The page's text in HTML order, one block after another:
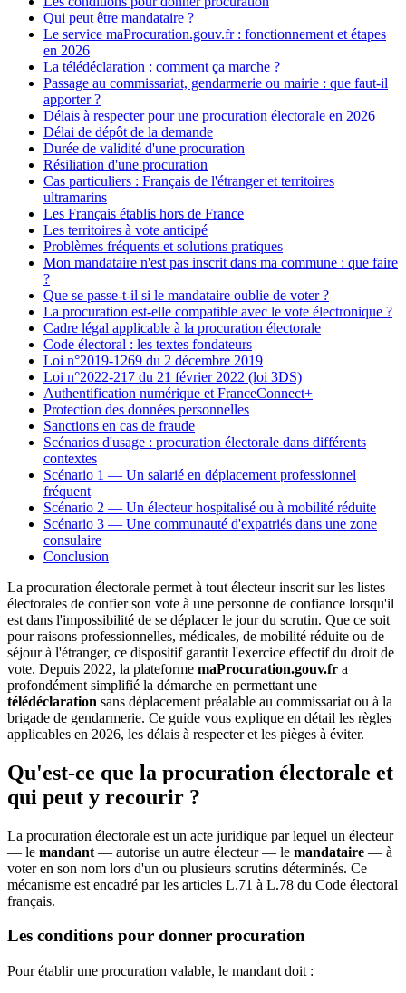
Qui peut être mandataire ?
Le service maProcuration.gouv.fr : fonctionnement et étapes
en 2026
La télédéclaration : comment ça marche ?
Passage au commissariat, gendarmerie ou mairie : que faut-il
apporter ?
Délais à respecter pour une procuration électorale en 2026
Délai de dépôt de la demande
Durée de validité d'une procuration
Résiliation d'une procuration
Cas particuliers : Français de l'étranger et territoires
ultramarins
Les Français établis hors de France
Les territoires à vote anticipé
Problèmes fréquents et solutions pratiques
Mon mandataire n'est pas inscrit dans ma commune : que faire
?
Que se passe-t-il si le mandataire oublie de voter ?
La procuration est-elle compatible avec le vote électronique ?
Cadre légal applicable à la procuration électorale
Code électoral : les textes fondateurs
Loi n°2019-1269 du 2 décembre 2019
Loi n°2022-217 du 21 février 2022 (loi 3DS)
Authentification numérique et FranceConnect+
Protection des données personnelles
Sanctions en cas de fraude
Scénarios d'usage : procuration électorale dans différents
contextes
Scénario 1 — Un salarié en déplacement professionnel
fréquent
Scénario 2 — Un électeur hospitalisé ou à mobilité réduite
Scénario 3 — Une communauté d'expatriés dans une zone
consulaire
Conclusion
La procuration électorale permet à tout électeur inscrit sur les listes
électorales de confier son vote à une personne de confiance lorsqu'il
est dans l'impossibilité de se déplacer le jour du scrutin. Que ce soit
pour raisons professionnelles, médicales, de mobilité réduite ou de
séjour à l'étranger, ce dispositif garantit l'exercice effectif du droit de
vote. Depuis 2022, la plateforme maProcuration.gouv.fr a
profondément simplifié la démarche en permettant une
télédéclaration sans déplacement préalable au commissariat ou à la
brigade de gendarmerie. Ce guide vous explique en détail les règles
applicables en 2026, les délais à respecter et les pièges à éviter.
Qu'est-ce que la procuration électorale et
qui peut y recourir ?
La procuration électorale est un acte juridique par lequel un électeur
— le mandant — autorise un autre électeur — le mandataire — à
voter en son nom lors d'un ou plusieurs scrutins déterminés. Ce
mécanisme est encadré par les articles L.71 à L.78 du Code électoral
français.
Les conditions pour donner procuration
Pour établir une procuration valable, le mandant doit :